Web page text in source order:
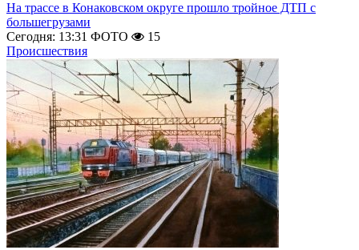
На трассе в Конаковском округе прошло тройное ДТП с
большегрузами
Сегодня: 13:31 ФОТО
15
Происшествия